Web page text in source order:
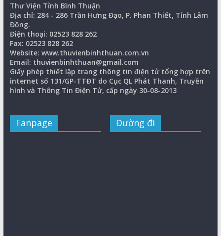
Thư Viện Tỉnh Bình Thuận
Địa chỉ: 284 - 286 Trần Hưng Đạo, P. Phan Thiết, Tỉnh Lâm
Đồng.
Điện thoại: 02523 828 262
Fax: 02523 828 262
Website: www.thuvienbinhthuan.com.vn
Email: thuvienbinhthuan@gmail.com
Giấy phép thiết lập trang thông tin điện tử tổng hợp trên
internet số 131/GP-TTĐT do Cục QL Phát Thanh, Truyền
hình và Thông Tin Điện Tử, cấp ngày 30-08-2013
Fanpage Đường đi